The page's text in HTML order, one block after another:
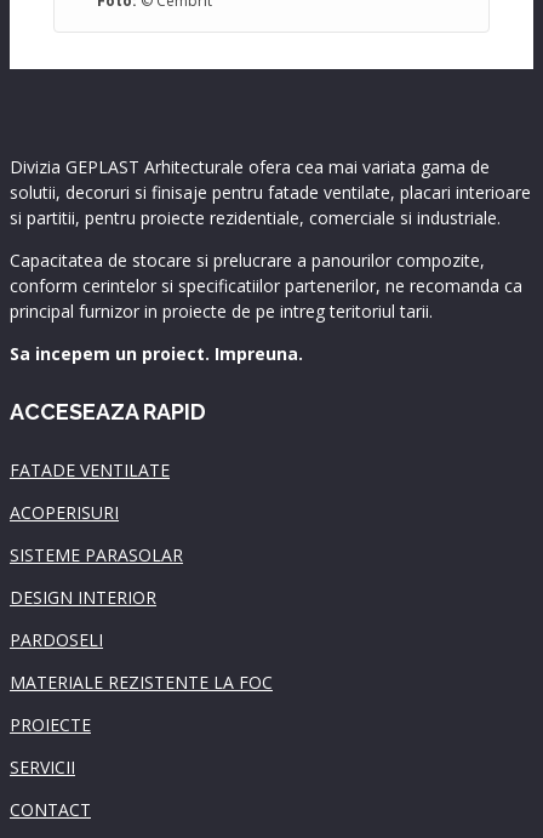
Divizia GEPLAST Arhitecturale ofera cea mai variata gama de
solutii, decoruri si finisaje pentru fatade ventilate, placari interioare
si partitii, pentru proiecte rezidentiale, comerciale si industriale.
Capacitatea de stocare si prelucrare a panourilor compozite,
conform cerintelor si specificatiilor partenerilor, ne recomanda ca
principal furnizor in proiecte de pe intreg teritoriul tarii.
Sa incepem un proiect. Impreuna.
ACCESEAZA RAPID
FATADE VENTILATE
ACOPERISURI
SISTEME PARASOLAR
DESIGN INTERIOR
PARDOSELI
MATERIALE REZISTENTE LA FOC
PROIECTE
SERVICII
CONTACT